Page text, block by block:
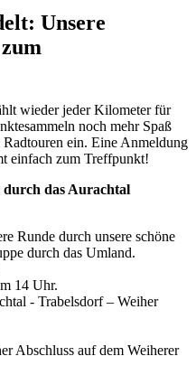
Unsere
wieder jeder Kilometer für
noch mehr Spaß
ein. Eine Anmeldung
einfach zum Treffpunkt!
das Aurachtal
Runde durch unsere schöne
durch das Umland.
14 Uhr.
- Trabelsdorf – Weiher
Abschluss auf dem Weiherer